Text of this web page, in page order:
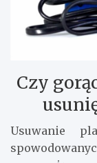
Czy
Usuwanie